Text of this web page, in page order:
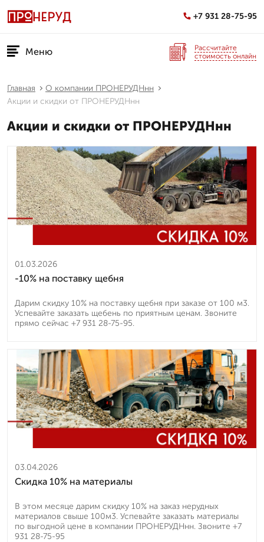
+7 931 28-75-95
Меню
Рассчитайте
стоимость онлайн
Главная
О компании ПРОНЕРУДНнн
Акции и скидки от ПРОНЕРУДНнн
Акции и скидки от ПРОНЕРУДНнн
01.03.2026
-10% на поставку щебня
Дарим скидку 10% на поставку щебня при заказе от 100 м3.
Успевайте заказать щебень по приятным ценам. Звоните
прямо сейчас +7 931 28-75-95.
03.04.2026
Скидка 10% на материалы
В этом месяце дарим скидку 10% на заказ нерудных
материалов свыше 100м3. Успевайте заказать материалы
по выгодной цене в компании ПРОНЕРУДНнн. Звоните +7
931 28-75-95